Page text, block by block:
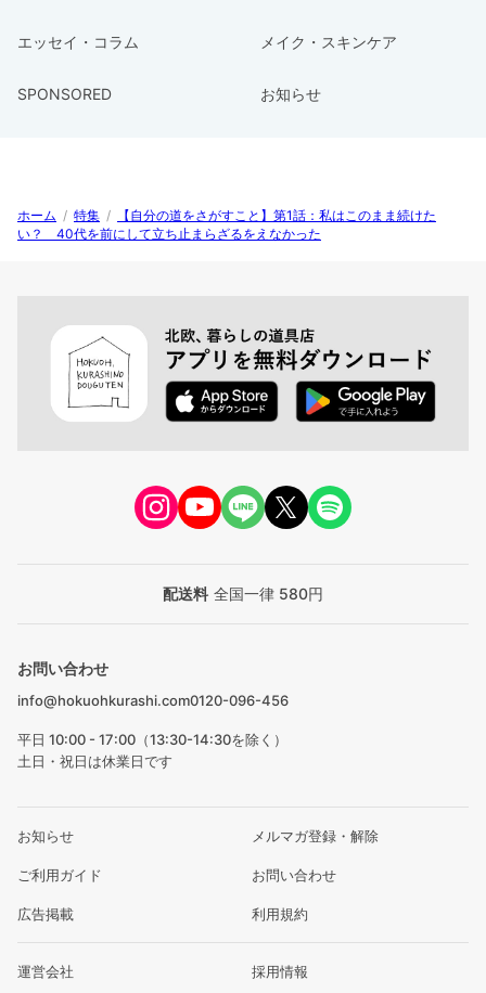
エッセイ・コラム メイク・スキンケア
SPONSORED お知らせ
ホーム / 特集 /
【自分の道をさがすこと】第1話：私はこのまま続けた
い？ 40代を前にして立ち止まらざるをえなかった
配送料 全国一律 580円
お問い合わせ
info@hokuohkurashi.com0120-096-456
平日 10:00 - 17:00（13:30-14:30を除く）
土日・祝日は休業日です
お知らせ メルマガ登録・解除
ご利用ガイド お問い合わせ
広告掲載 利用規約
運営会社 採用情報